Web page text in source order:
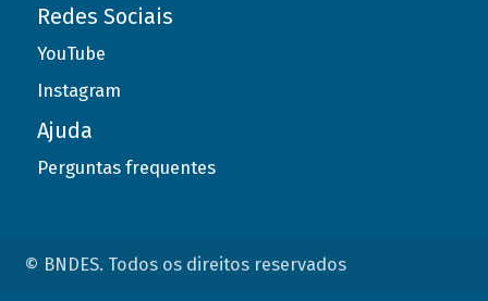
Redes Sociais
YouTube
Instagram
Ajuda
Perguntas frequentes
© BNDES. Todos os direitos reservados